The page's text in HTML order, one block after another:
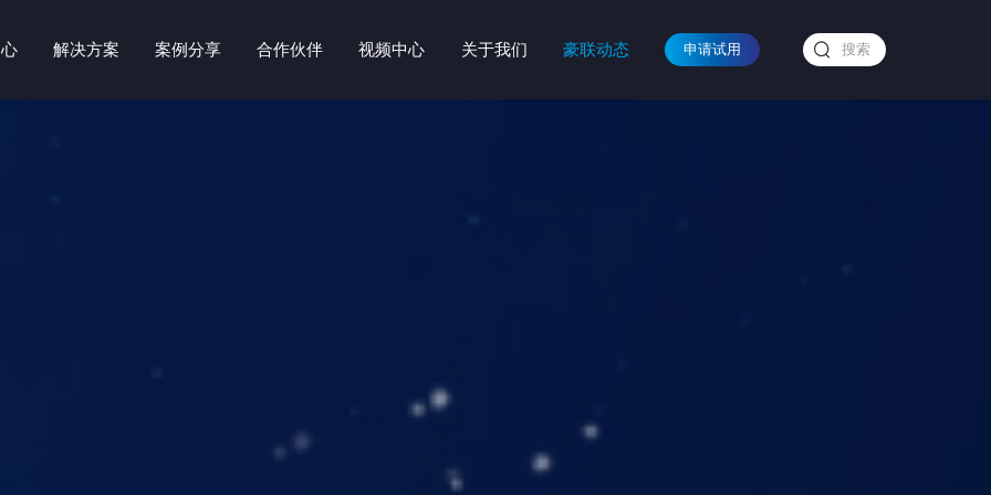
申请试用
解决方案 案例分享 合作伙伴 视频中心 关于我们 豪联动态